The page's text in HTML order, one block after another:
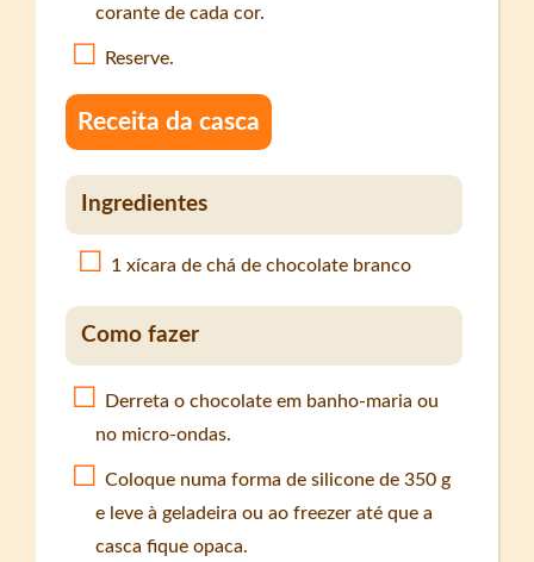
corante de cada cor.
Reserve.
Receita da casca
Ingredientes
1 xícara de chá de chocolate branco
Como fazer
Derreta o chocolate em banho-maria ou
no micro-ondas.
Coloque numa forma de silicone de 350 g
e leve à geladeira ou ao freezer até que a
casca fique opaca.